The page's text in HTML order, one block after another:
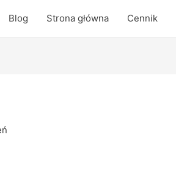
Blog Strona główna Cennik